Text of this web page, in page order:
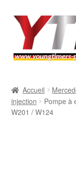
Aller
navigation
Aller
contenu
BMW
Accueil
injection
Pompe à
W201 / W124